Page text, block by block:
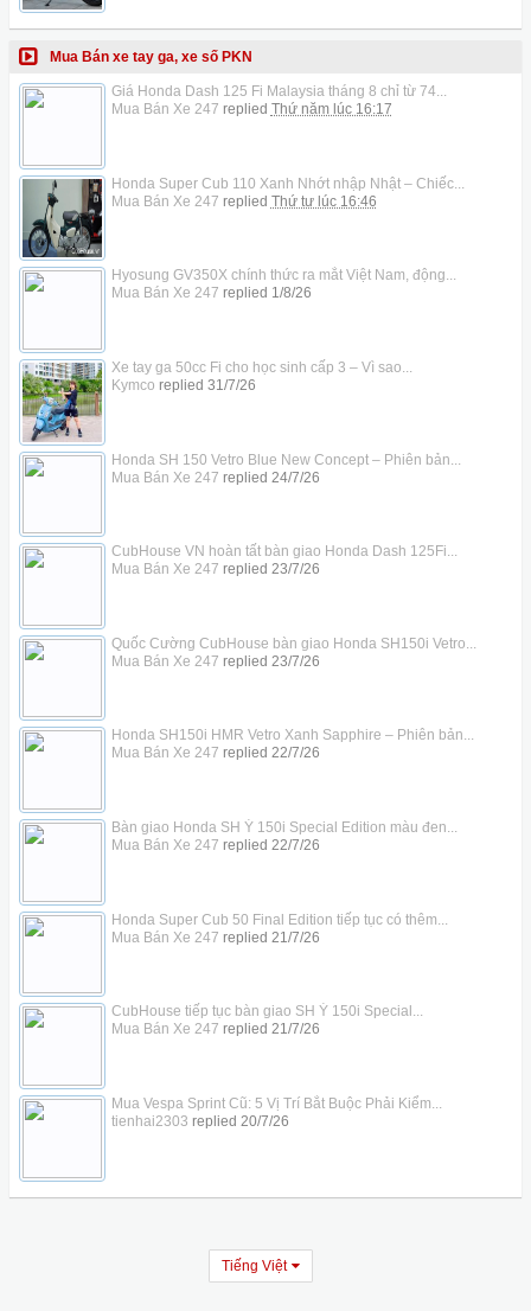
Mua Bán xe tay ga, xe số PKN
Giá Honda Dash 125 Fi Malaysia tháng 8 chỉ từ 74...
Mua Bán Xe 247 replied Thứ năm lúc 16:17
Honda Super Cub 110 Xanh Nhớt nhập Nhật – Chiếc...
Mua Bán Xe 247 replied Thứ tư lúc 16:46
Hyosung GV350X chính thức ra mắt Việt Nam, động...
Mua Bán Xe 247 replied 1/8/26
Xe tay ga 50cc Fi cho học sinh cấp 3 – Vì sao...
Kymco replied 31/7/26
Honda SH 150 Vetro Blue New Concept – Phiên bản...
Mua Bán Xe 247 replied 24/7/26
CubHouse VN hoàn tất bàn giao Honda Dash 125Fi...
Mua Bán Xe 247 replied 23/7/26
Quốc Cường CubHouse bàn giao Honda SH150i Vetro...
Mua Bán Xe 247 replied 23/7/26
Honda SH150i HMR Vetro Xanh Sapphire – Phiên bản...
Mua Bán Xe 247 replied 22/7/26
Bàn giao Honda SH Ý 150i Special Edition màu đen...
Mua Bán Xe 247 replied 22/7/26
Honda Super Cub 50 Final Edition tiếp tục có thêm...
Mua Bán Xe 247 replied 21/7/26
CubHouse tiếp tục bàn giao SH Ý 150i Special...
Mua Bán Xe 247 replied 21/7/26
Mua Vespa Sprint Cũ: 5 Vị Trí Bắt Buộc Phải Kiểm...
tienhai2303 replied 20/7/26
Tiếng Việt